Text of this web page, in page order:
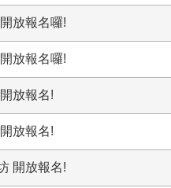
放報名囉!
放報名囉!
放報名!
放報名!
開放報名!